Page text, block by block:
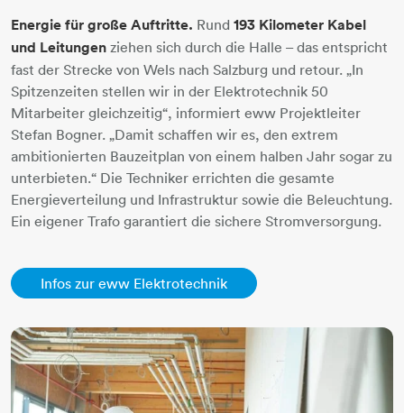
Energie für große Auftritte. Rund 193 Kilometer Kabel
und Leitungen ziehen sich durch die Halle – das entspricht
fast der Strecke von Wels nach Salzburg und retour. „In
Spitzenzeiten stellen wir in der Elektrotechnik 50
Mitarbeiter gleichzeitig“, informiert eww Projektleiter
Stefan Bogner. „Damit schaffen wir es, den extrem
ambitionierten Bauzeitplan von einem halben Jahr sogar zu
unterbieten.“ Die Techniker errichten die gesamte
Energieverteilung und Infrastruktur sowie die Beleuchtung.
Ein eigener Trafo garantiert die sichere Stromversorgung.
Infos zur eww Elektrotechnik